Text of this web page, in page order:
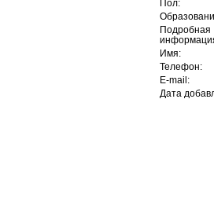
Пол:
Подробная
Имя:
Телефон:
E-mail:
Дата